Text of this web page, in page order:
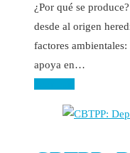
¿Por qué se
desde al origen
factores
apoya en…